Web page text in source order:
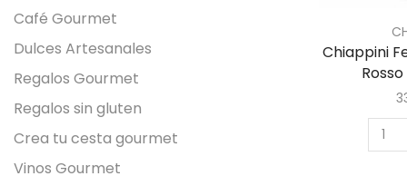
Chiappini
Café Gourmet
Dulces Artesanales
Regalos Gourmet
Regalos sin gluten
Crea tu cesta gourmet
Vinos Gourmet